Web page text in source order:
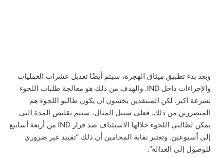
وبعد بدء تطبيق ميثاق الهجرة، سيتم أيضًا تعديل عشرات العمليات
والإجراءات داخل IND. والهدف من ذلك هو معالجة طلبات اللجوء
بسرعة أكبر. لكن المنتقدين يخشون أن يكون طالبو اللجوء هم
المتضررين من ذلك. فعلى سبيل المثال، سيتم تقليص المدة التي
يمكن لطالبي اللجوء خلالها الاستئناف ضد قرار IND من أربعة أسابيع
إلى أسبوعين. وتعتبر نقابة المحامين أن ذلك “تقييد غير ضروري
للوصول إلى العدالة”.